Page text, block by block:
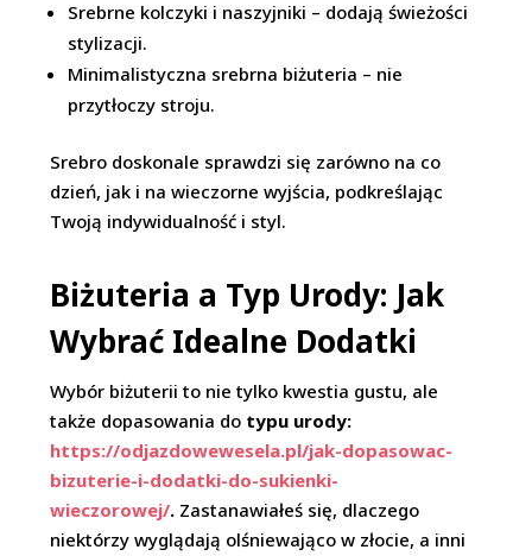
Srebrne kolczyki i naszyjniki – dodają świeżości
stylizacji.
Minimalistyczna srebrna biżuteria – nie
przytłoczy stroju.
Srebro doskonale sprawdzi się zarówno na co
dzień, jak i na wieczorne wyjścia, podkreślając
Twoją indywidualność i styl.
Biżuteria a Typ Urody: Jak
Wybrać Idealne Dodatki
Wybór biżuterii to nie tylko kwestia gustu, ale
także dopasowania do typu urody:
https://odjazdowewesela.pl/jak-dopasowac-
bizuterie-i-dodatki-do-sukienki-
wieczorowej/. Zastanawiałeś się, dlaczego
niektórzy wyglądają olśniewająco w złocie, a inni